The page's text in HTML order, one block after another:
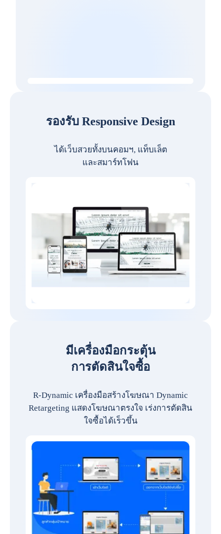
รองรับ Responsive Design
ได้เว็บสวยทั้งบนคอมฯ, แท็บเล็ต
และสมาร์ทโฟน
มีเครื่องมือกระตุ้น
การตัดสินใจซื้อ
R-Dynamic เครื่องมือสร้างโฆษณา Dynamic
Retargeting แสดงโฆษณาตรงใจ เร่งการตัดสิน
ใจซื้อได้เร็วขึ้น